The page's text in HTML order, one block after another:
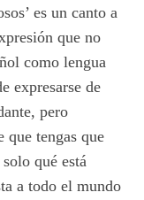
es un canto a
que no
como lengua
expresarse de
pero
tengas que
qué está
a todo el mundo